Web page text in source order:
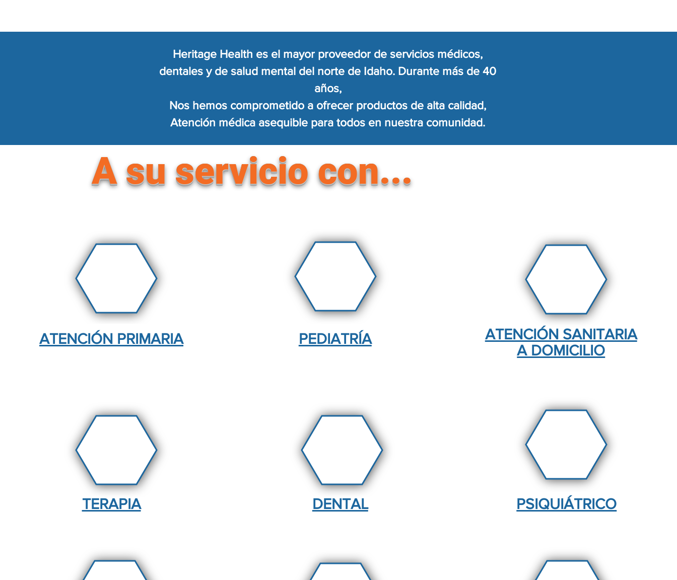
Heritage Health es el mayor proveedor de servicios médicos,
dentales y de salud mental del norte de Idaho. Durante más de 40
años,
Nos hemos comprometido a ofrecer productos de alta calidad,
Atención médica asequible para todos en nuestra comunidad.
A su servicio con...
ATENCIÓN PRIMARIA PEDIATRÍA
ATENCIÓN SANITARIA
A DOMICILIO
TERAPIA DENTAL PSIQUIÁTRICO